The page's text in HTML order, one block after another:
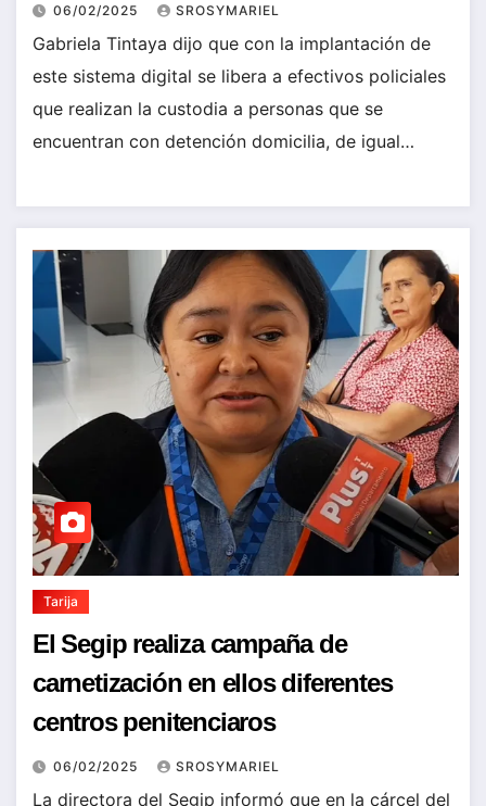
06/02/2025 SROSYMARIEL
Gabriela Tintaya dijo que con la implantación de
este sistema digital se libera a efectivos policiales
que realizan la custodia a personas que se
encuentran con detención domicilia, de igual…
Tarija
El Segip realiza campaña de
carnetización en ellos diferentes
centros penitenciaros
06/02/2025 SROSYMARIEL
La directora del Segip informó que en la cárcel del